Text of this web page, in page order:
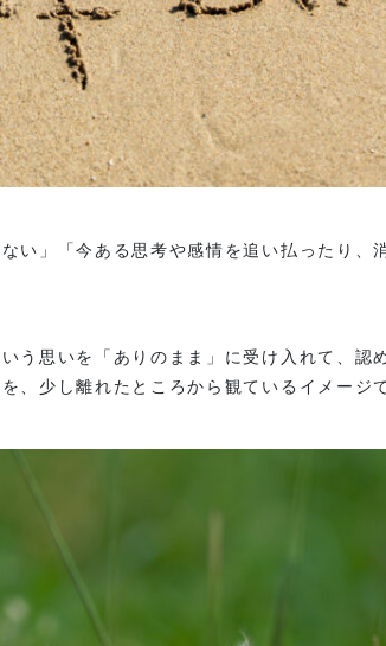
い」「今ある思考や感情を追い払ったり、
う思いを「ありのまま」に受け入れて、認
、少し離れたところから観ているイメージ